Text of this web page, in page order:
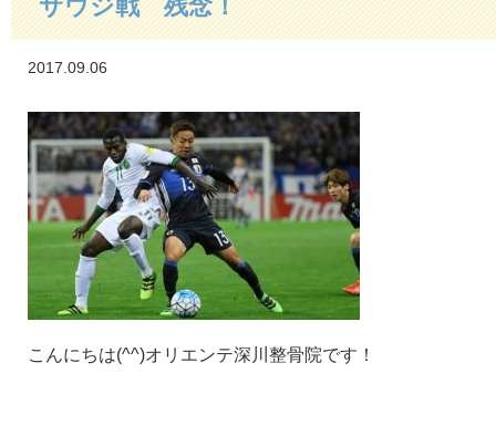
サウジ戦 残念！
2017.09.06
こんにちは(^^)オリエンテ深川整骨院です！